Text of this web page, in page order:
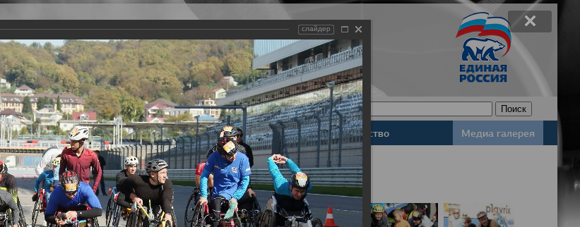
Задать вопрос
Версия для слабовидящих
Деятельность Базы данных Законодательство Медиа галерея
слайдер